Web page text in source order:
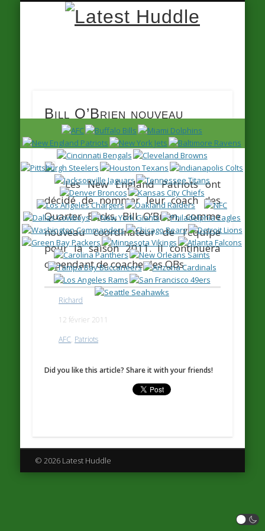
Bill O’Brien nouveau
coordinateur offensif
Les New England Patriots ont
décidé de nommer leur coach des
Quarter Backs,Bill O’Brien, comme
nouveau coordinateur de l’équipe
pour la saison 2011. Il continuera
cependant de coacher les QBs
Richard
12 février 2011
AFC, Patriots
Did you like this article? Share it with your friends!
© 2026 Latest Huddle